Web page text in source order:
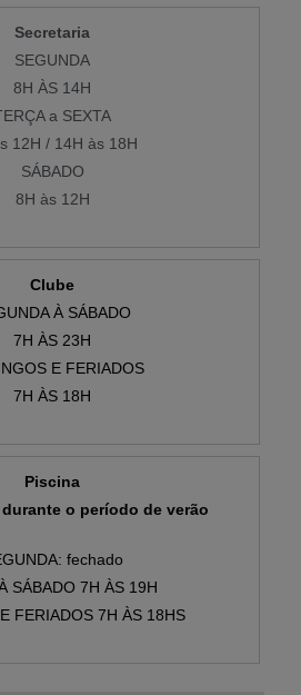
Secretaria
SEGUNDA
8H ÀS 14H
a SEXTA
12H / 14H às 18H
SÁBADO
8H às 12H
Clube
À SÁBADO
7H ÀS 23H
E FERIADOS
7H ÀS 18H
Piscina
o período de verão
fechado
SÁBADO 7H ÀS 19H
FERIADOS 7H ÀS 18HS